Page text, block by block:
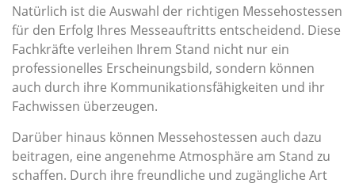
Natürlich ist die Auswahl der richtigen Messehostessen
für den Erfolg Ihres Messeauftritts entscheidend. Diese
Fachkräfte verleihen Ihrem Stand nicht nur ein
professionelles Erscheinungsbild, sondern können
auch durch ihre Kommunikationsfähigkeiten und ihr
Fachwissen überzeugen.
Darüber hinaus können Messehostessen auch dazu
beitragen, eine angenehme Atmosphäre am Stand zu
schaffen. Durch ihre freundliche und zugängliche Art